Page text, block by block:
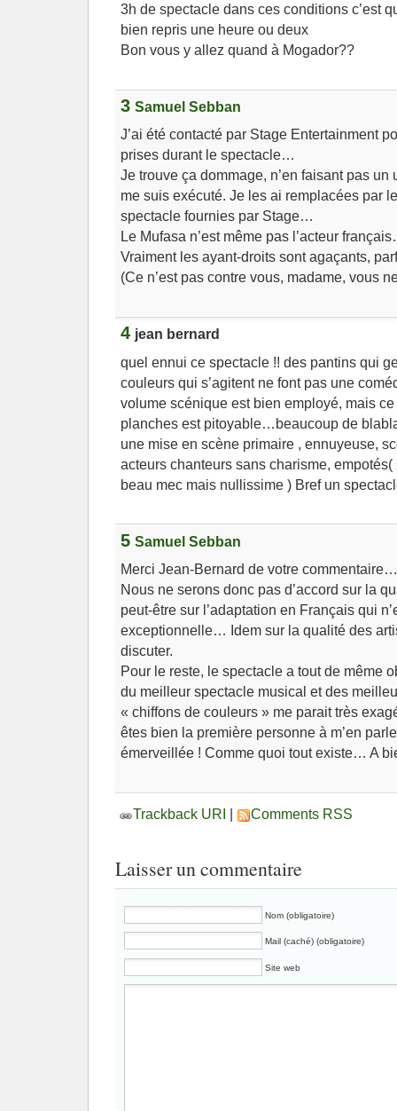
3h de spectacle dans ces conditions c’est
bien repris une heure ou deux
Bon vous y allez quand à Mogador??
3 Samuel Sebban
J’ai été contacté par Stage Entertainment
prises durant le spectacle…
Je trouve ça dommage, n’en faisant pas
me suis exécuté. Je les ai remplacées par
spectacle fournies par Stage…
Le Mufasa n’est même pas l’acteur
Vraiment les ayant-droits sont agaçants,
(Ce n’est pas contre vous, madame, vous
4 jean bernard
quel ennui ce spectacle !! des pantins qui
couleurs qui s’agitent ne font pas une
volume scénique est bien employé, mais
planches est pitoyable…beaucoup de
une mise en scène primaire , ennuyeuse,
acteurs chanteurs sans charisme,
beau mec mais nullissime ) Bref un
5 Samuel Sebban
Merci Jean-Bernard de votre
Nous ne serons donc pas d’accord sur la
peut-être sur l’adaptation en Français qui
exceptionnelle… Idem sur la qualité des
discuter.
Pour le reste, le spectacle a tout de même
du meilleur spectacle musical et des
« chiffons de couleurs » me parait très
êtes bien la première personne à m’en
émerveillée ! Comme quoi tout existe… A
Trackback URI Comments RSS
Laisser un commentaire
Nom (obligatoire)
Mail (caché) (obligatoire)
Site web